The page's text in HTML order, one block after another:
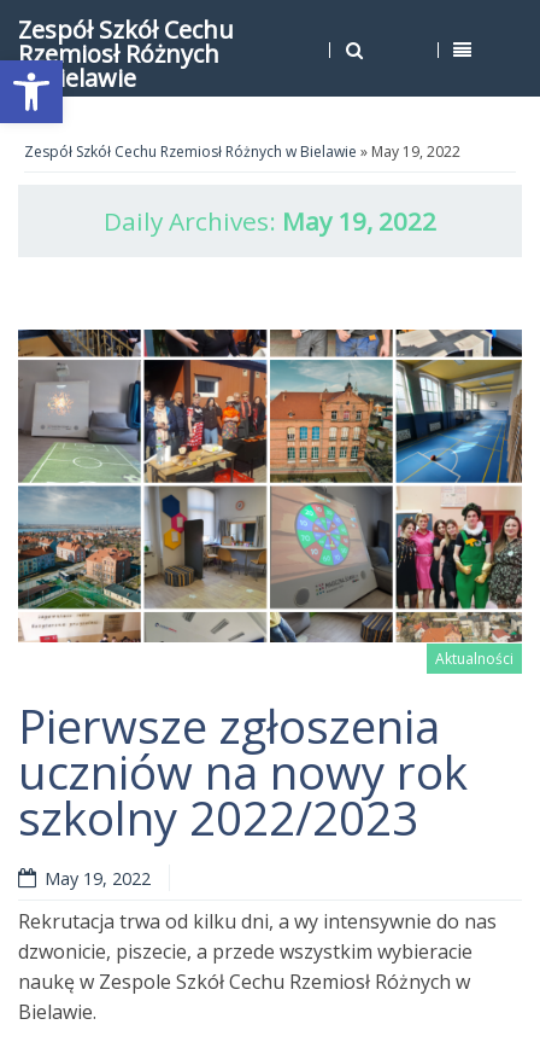
Open toolbar
Zespół Szkół Cechu
Rzemiosł Różnych
w Bielawie
Zespół Szkół Cechu Rzemiosł Różnych w Bielawie » May 19, 2022
Daily Archives: May 19, 2022
Aktualności
Read more
Pierwsze zgłoszenia
uczniów na nowy rok
szkolny 2022/2023
May 19, 2022
Rekrutacja trwa od kilku dni, a wy intensywnie do nas
dzwonicie, piszecie, a przede wszystkim wybieracie
naukę w Zespole Szkół Cechu Rzemiosł Różnych w
Bielawie.